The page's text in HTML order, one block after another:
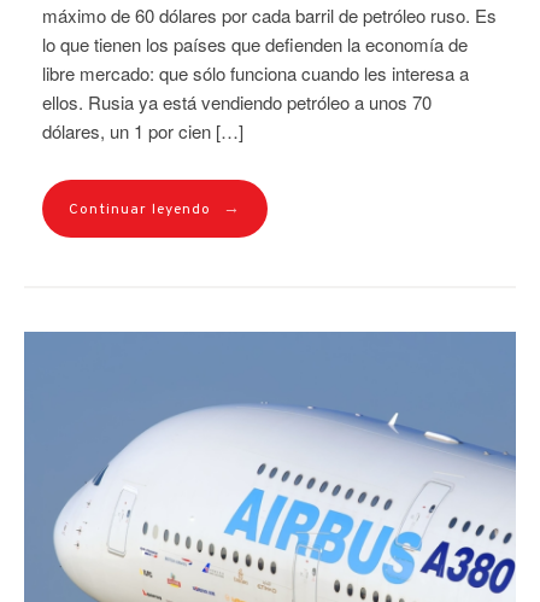
máximo de 60 dólares por cada barril de petróleo ruso. Es
lo que tienen los países que defienden la economía de
libre mercado: que sólo funciona cuando les interesa a
ellos. Rusia ya está vendiendo petróleo a unos 70
dólares, un 1 por cien […]
Continuar leyendo →